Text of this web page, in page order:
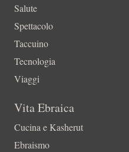
Salute
Spettacolo
Taccuino
Tecnologia
Viaggi
Vita Ebraica
Cucina e Kasherut
Ebraismo